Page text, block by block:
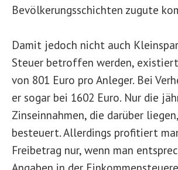
Bevölkerungsschichten zugute
Damit jedoch nicht auch
Steuer betroffen werden,
von 801 Euro pro Anleger. Bei
er sogar bei 1602 Euro. Nur die
Zinseinnahmen, die darüber
besteuert. Allerdings profitiert
Freibetrag nur, wenn man